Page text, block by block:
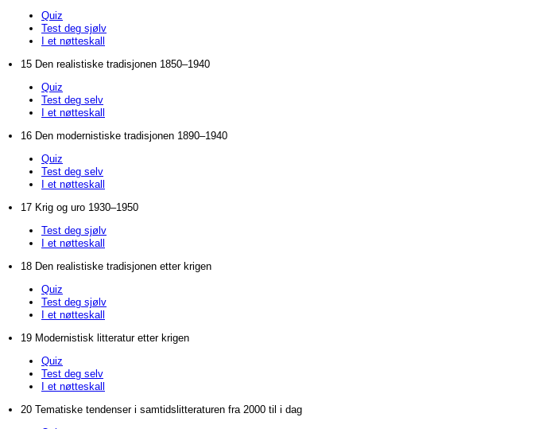
Quiz
Test deg sjølv
I et nøtteskall
15 Den realistiske tradisjonen 1850–1940
Quiz
Test deg selv
I et nøtteskall
16 Den modernistiske tradisjonen 1890–1940
Quiz
Test deg selv
I et nøtteskall
17 Krig og uro 1930–1950
Test deg sjølv
I et nøtteskall
18 Den realistiske tradisjonen etter krigen
Quiz
Test deg sjølv
I et nøtteskall
19 Modernistisk litteratur etter krigen
Quiz
Test deg selv
I et nøtteskall
20 Tematiske tendenser i samtidslitteraturen fra 2000 til i dag